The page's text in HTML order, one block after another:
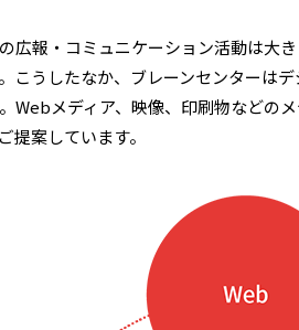
広報・コミュニケーション活動は大
こうしたなか、ブレーンセンターは
Webメディア、映像、印刷物などの
提案しています。